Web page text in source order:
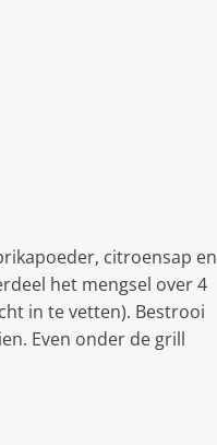
citroensap en
het mengsel over 4
in te vetten). Bestrooi
Even onder de grill